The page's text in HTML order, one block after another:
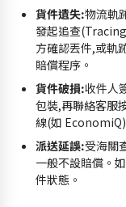
貨件遺失:物流軌
發起追查
方確認丟件,或軌
賠償程序。
貨件破損:收件人
包裝,再聯絡客服
線(如
派送延誤:受海關
一般不設賠償。
件狀態。